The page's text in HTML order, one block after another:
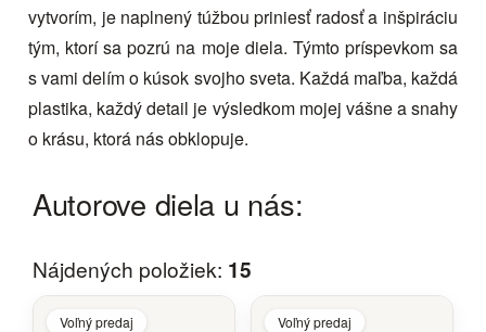
vytvorím, je naplnený túžbou priniesť radosť a inšpiráciu
tým, ktorí sa pozrú na moje diela. Týmto príspevkom sa
s vami delím o kúsok svojho sveta. Každá maľba, každá
plastika, každý detail je výsledkom mojej vášne a snahy
o krásu, ktorá nás obklopuje.
Autorove diela u nás:
Nájdených položiek: 15
Voľný predaj Voľný predaj